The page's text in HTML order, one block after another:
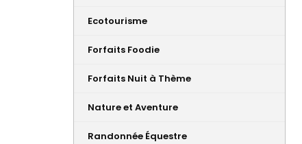
Ecotourisme
Forfaits Foodie
Forfaits Nuit à Thème
Nature et Aventure
Randonnée Équestre